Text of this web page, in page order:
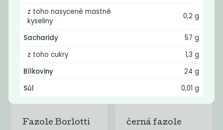
Fazole Borlotti černá fazole
z toho nasycené mastné
kyseliny
0,2 g
Sacharidy
57 g
z toho cukry
1,3 g
Bílkoviny
24 g
Sůl
0,01 g